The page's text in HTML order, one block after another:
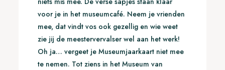
voor je in het museumcafé. Neem je vrienden
mee, dat vindt vos ook gezellig en wie weet
zie jij de meestervervalser wel aan het werk!
Oh ja… vergeet je Museumjaarkaart niet mee
te nemen. Tot ziens in het Museum van